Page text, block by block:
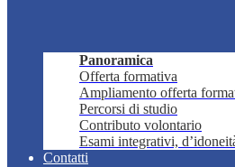
Panoramica
Offerta formativa
Ampliamento offerta
Percorsi di studio
Contributo volontario
Esami integrativi,
Contatti